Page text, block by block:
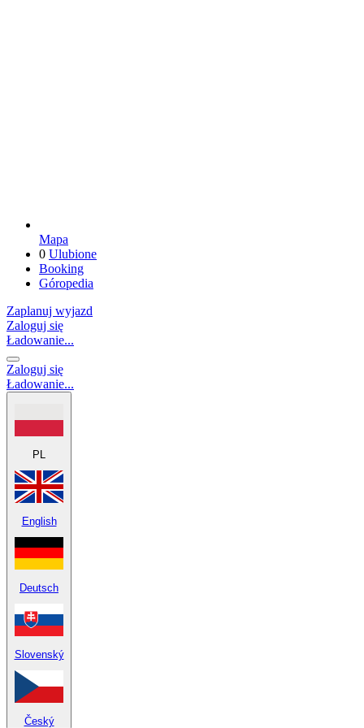
Mapa
0 Ulubione
Booking
Góropedia
Zaplanuj wyjazd
Zaloguj się
Ładowanie...
Zaloguj się
Ładowanie...
PL
English
Deutsch
Slovenský
Český